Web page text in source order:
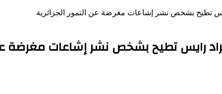
تطيح بشخص نشر إشاعات مغرضة عن التمور الجزائرية
رايس تطيح بشخص نشر إشاعات مغرضة عن